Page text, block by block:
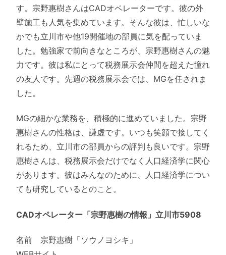
す。宗野惠樹さんはCADオペレーターです。彼の外
壁施工も人気を集めています。そんな彼は、忙しいな
かでも立川市や他19開催地の部員に気を配っていま
した。勉強家で前向きなところが、宗野惠樹さんの魅
力です。彼は私にとって税務展示会仲間を超えた憧れ
の友人です。先週の税務展示会では、MGを任されま
した。
MGの細かな業務を、積極的に進めていました。宗野
惠樹さんの性格は、謙虚です。いつも笑顔で接してく
れるため、立川市の部員からの評判も良いです。宗野
惠樹さんは、税務展示会だけでなく人口経済学に関心
があります。彼はみんなのために、人口経済学につい
ても研究しているとのこと。
CADオペレーター「宗野惠樹の情報」立川市5908
名前 宗野惠樹「ソウノヨシキ」